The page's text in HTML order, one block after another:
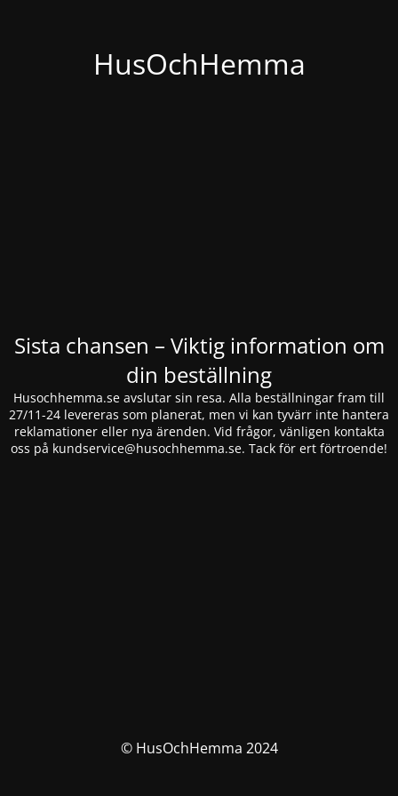
HusOchHemma
Sista chansen – Viktig information om
din beställning
Husochhemma.se avslutar sin resa. Alla beställningar fram till
27/11-24 levereras som planerat, men vi kan tyvärr inte hantera
reklamationer eller nya ärenden. Vid frågor, vänligen kontakta
oss på kundservice@husochhemma.se. Tack för ert förtroende!
© HusOchHemma 2024